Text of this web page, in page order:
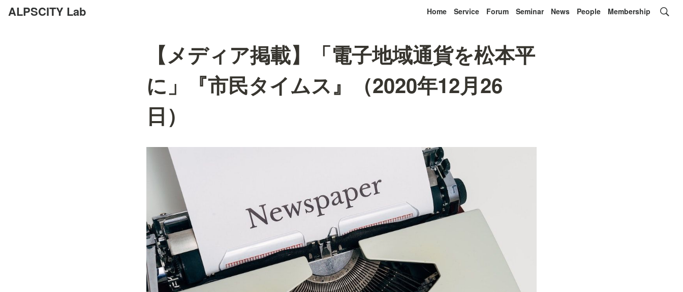
ALPSCITY Lab Home Service Forum Seminar News People Membership
【メディア掲載】「電子地域通貨を松本平
に」『市民タイムス』（2020年12月26
日）